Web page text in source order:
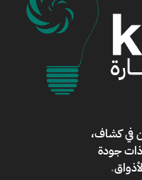
في كشاف،
جودة
.